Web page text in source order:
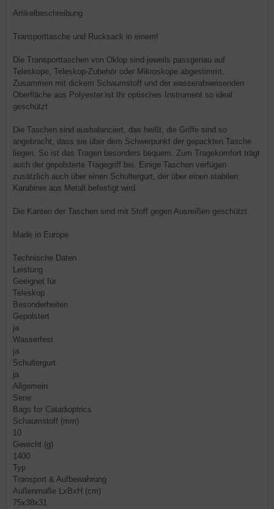
Artikelbeschreibung
Transporttasche und Rucksack in einem!
Die Transporttaschen von Oklop sind jeweils passgenau auf
Teleskope, Teleskop-Zubehör oder Mikroskope abgestimmt.
Zusammen mit dickem Schaumstoff und der wasserabweisenden
Oberfläche aus Polyester ist Ihr optisches Instrument so ideal
geschützt.
Die Taschen sind ausbalanciert, das heißt, die Griffe sind so
angebracht, dass sie über dem Schwerpunkt der gepackten Tasche
liegen. So ist das Tragen besonders bequem. Zum Tragekomfort trägt
auch der gepolsterte Tragegriff bei. Einige Taschen verfügen
zusätzlich auch über einen Schultergurt, der über einen stabilen
Karabiner aus Metall befestigt wird.
Die Kanten der Taschen sind mit Stoff gegen Ausreißen geschützt.
Made in Europe
Technische Daten
Leistung
Geeignet für
Teleskop
Besonderheiten
Gepolstert
ja
Wasserfest
ja
Schultergurt
ja
Allgemein
Serie
Bags for Catadioptrics
Schaumstoff (mm)
10
Gewicht (g)
1400
Typ
Transport & Aufbewahrung
Außenmaße LxBxH (cm)
75x38x31